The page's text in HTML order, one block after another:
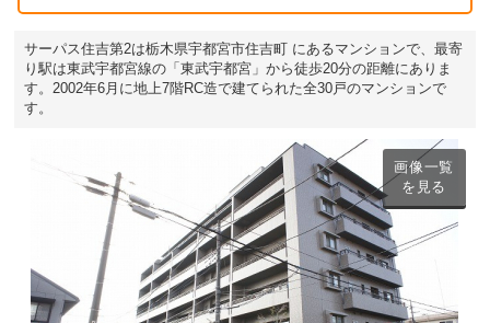
サーパス住吉第2は栃木県宇都宮市住吉町 にあるマンションで、最寄
り駅は東武宇都宮線の「東武宇都宮」から徒歩20分の距離にありま
す。2002年6月に地上7階RC造で建てられた全30戸のマンションで
す。
画像一覧
を見る